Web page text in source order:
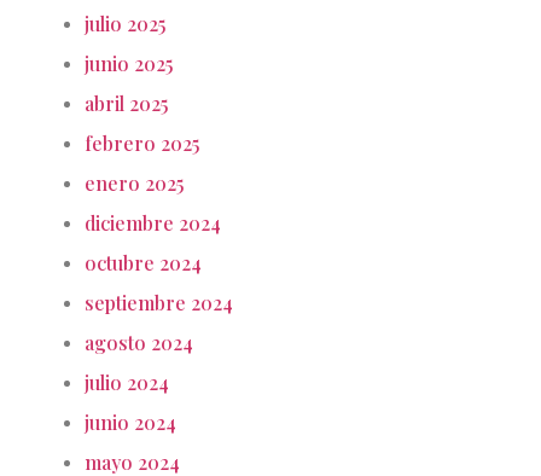
julio 2025
junio 2025
abril 2025
febrero 2025
enero 2025
diciembre 2024
octubre 2024
septiembre 2024
agosto 2024
julio 2024
junio 2024
mayo 2024